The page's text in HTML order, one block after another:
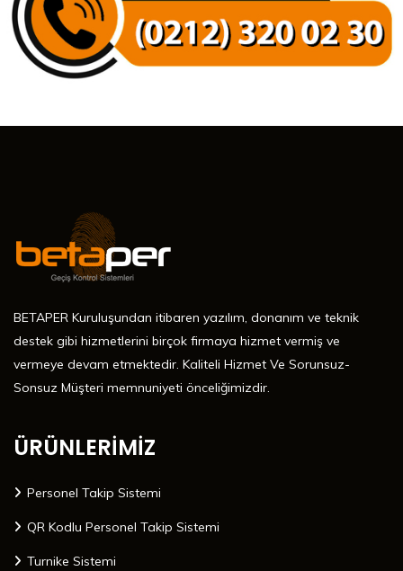
BETAPER Kuruluşundan itibaren yazılım, donanım ve teknik
destek gibi hizmetlerini birçok firmaya hizmet vermiş ve
vermeye devam etmektedir. Kaliteli Hizmet Ve Sorunsuz-
Sonsuz Müşteri memnuniyeti önceliğimizdir.
ÜRÜNLERİMİZ
Personel Takip Sistemi
QR Kodlu Personel Takip Sistemi
Turnike Sistemi